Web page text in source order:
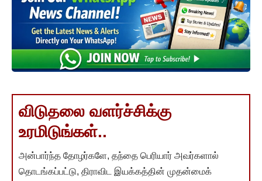
விடுதலை வளர்ச்சிக்கு
உரமிடுங்கள்..
அன்பார்ந்த தோழர்களே, தந்தை பெரியார் அவர்களால்
தொடங்கப்பட்டு, திராவிட இயக்கத்தின் முதன்மைக்